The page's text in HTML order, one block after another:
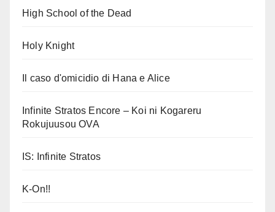
High School of the Dead
Holy Knight
Il caso d'omicidio di Hana e Alice
Infinite Stratos Encore – Koi ni Kogareru
Rokujuusou OVA
IS: Infinite Stratos
K-On!!